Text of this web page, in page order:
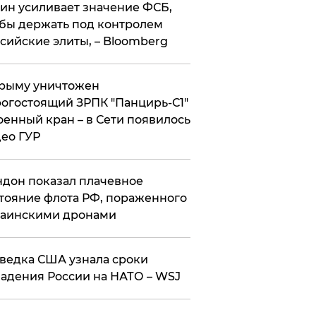
усиливает значение ФСБ,
держать под контролем
элиты, – Bloomberg
уничтожен
ЗРПК "Панцирь-С1"
кран – в Сети появилось
ГУР
показал плачевное
флота РФ, пораженного
дронами
США узнала сроки
России на НАТО – WSJ